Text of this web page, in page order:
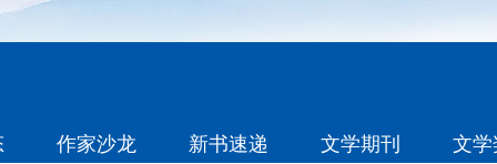
作家沙龙 新书速递 文学期刊 文